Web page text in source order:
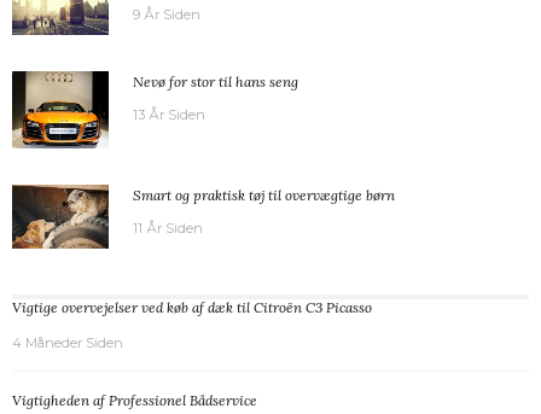
9 År Siden
Nevø for stor til hans seng
13 År Siden
Smart og praktisk tøj til overvægtige børn
11 År Siden
Vigtige overvejelser ved køb af dæk til Citroën C3 Picasso
4 Måneder Siden
Vigtigheden af Professionel Bådservice